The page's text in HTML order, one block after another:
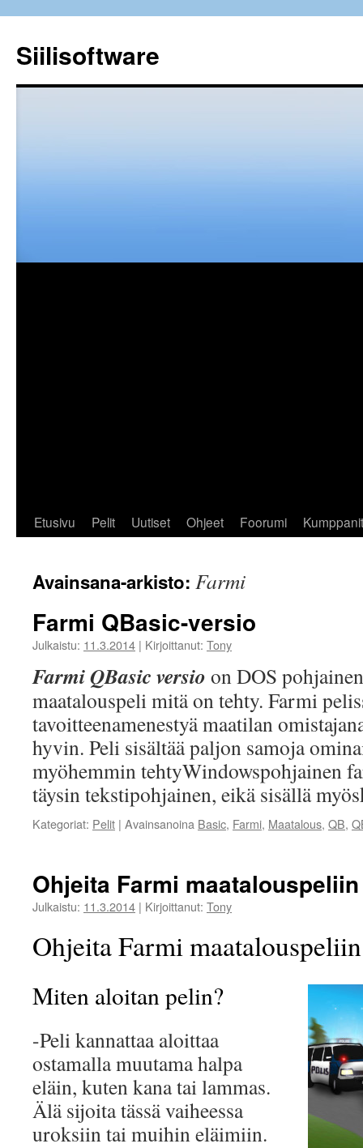
Siilisoftware
Etusivu Pelit Uutiset Ohjeet Foorumi Kumppanit
Avainsana-arkisto: Farmi
Farmi QBasic-versio
Julkaistu: 11.3.2014 | Kirjoittanut: Tony
Farmi QBasic versio on DOS
maatalouspeli mitä on tehty. Farmi
tavoitteenamenestyä maatilan
hyvin. Peli sisältää paljon samoja
myöhemmin tehtyWindowspohjainen
täysin tekstipohjainen, eikä sisällä
Kategoriat: Pelit | Avainsanoina Basic, Farmi, Maatalous, QB,
Ohjeita Farmi maatalouspeliin
Julkaistu: 11.3.2014 | Kirjoittanut: Tony
Ohjeita Farmi maatalouspeliin
Miten aloitan pelin?
-Peli kannattaa aloittaa
ostamalla muutama halpa
eläin, kuten kana tai lammas.
Älä sijoita tässä vaiheessa
uroksiin tai muihin eläimiin.